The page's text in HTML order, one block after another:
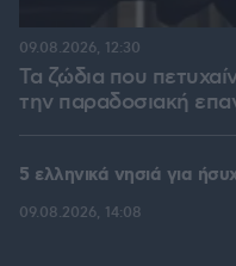
Τα ζώδια που
την παραδοσιακή
09.08.2026, 12:30
5 ελληνικά νησιά για
09.08.2026, 14:08